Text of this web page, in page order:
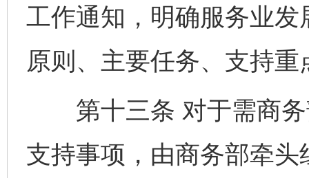
工作通知，明确服务业
原则、主要任务、支持
第十三条 对于需商务
支持事项，由商务部牵